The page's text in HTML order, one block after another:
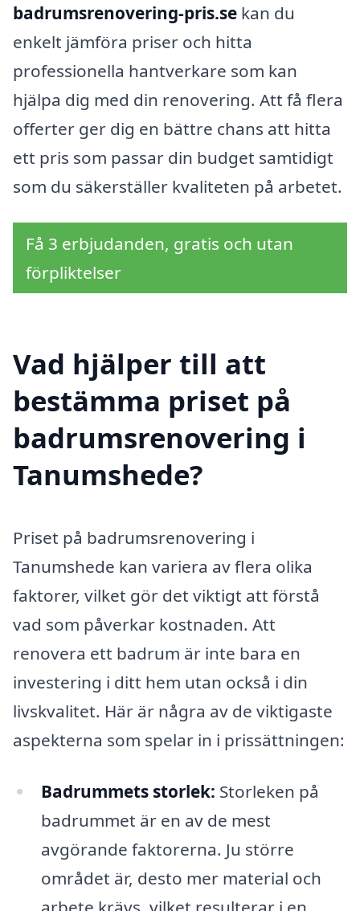
badrumsrenovering-pris.se kan du
enkelt jämföra priser och hitta
professionella hantverkare som kan
hjälpa dig med din renovering. Att få flera
offerter ger dig en bättre chans att hitta
ett pris som passar din budget samtidigt
som du säkerställer kvaliteten på arbetet.
Få 3 erbjudanden, gratis och utan
förpliktelser
Vad hjälper till att
bestämma priset på
badrumsrenovering i
Tanumshede?
Priset på badrumsrenovering i
Tanumshede kan variera av flera olika
faktorer, vilket gör det viktigt att förstå
vad som påverkar kostnaden. Att
renovera ett badrum är inte bara en
investering i ditt hem utan också i din
livskvalitet. Här är några av de viktigaste
aspekterna som spelar in i prissättningen:
Badrummets storlek: Storleken på
badrummet är en av de mest
avgörande faktorerna. Ju större
området är, desto mer material och